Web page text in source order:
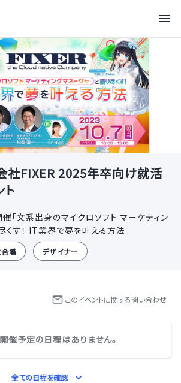
社FIXER 2025年卒向け就活
ト
「文系出身のマイクロソフト マーケティン
くす！ IT業界で夢を叶える方法」
職 デザイナー
このイベントに関する問い合わせ
催予定の日程はありません。
全ての日程を確認